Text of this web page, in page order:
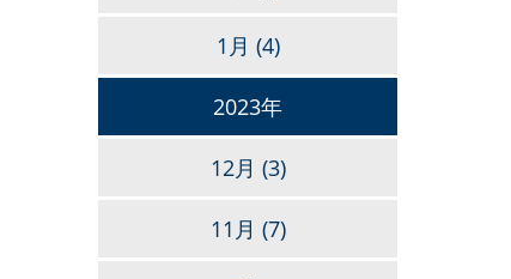
1月 (4)
2023年
12月 (3)
11月 (7)